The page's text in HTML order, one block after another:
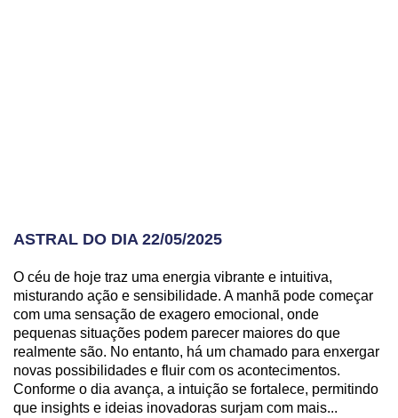
ASTRAL DO DIA 22/05/2025
O céu de hoje traz uma energia vibrante e intuitiva,
misturando ação e sensibilidade. A manhã pode começar
com uma sensação de exagero emocional, onde
pequenas situações podem parecer maiores do que
realmente são. No entanto, há um chamado para enxergar
novas possibilidades e fluir com os acontecimentos.
Conforme o dia avança, a intuição se fortalece, permitindo
que insights e ideias inovadoras surjam com mais...